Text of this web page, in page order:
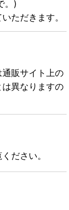
。)
ただきます。
販サイト上の
異なりますの
ださい。